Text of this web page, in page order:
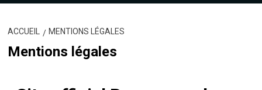
ACCUEIL MENTIONS LÉGALES
Mentions légales